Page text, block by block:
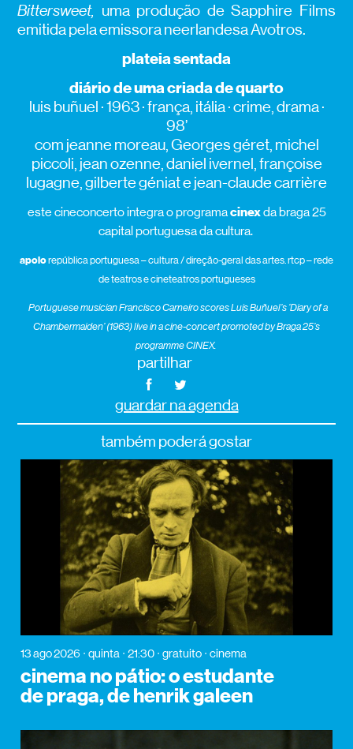
Bittersweet, uma produção de Sapphire Films
emitida pela emissora neerlandesa Avotros.
plateia sentada
diário de uma criada de quarto
luis buñuel · 1963 · frança, itália · crime, drama ·
98’
com jeanne moreau, Georges géret, michel
piccoli, jean ozenne, daniel ivernel, françoise
lugagne, gilberte géniat e jean-claude carrière
este cineconcerto integra o programacinexda braga 25
capital portuguesa da cultura.
apoiorepública portuguesa – cultura / direção-geral das artes. rtcp – rede
de teatros e cineteatros portugueses
Portuguese musician Francisco Carneiro scores Luís Buñuel’s ‘Diary of a
Chambermaiden’ (1963) live in a cine-concert promoted by Braga 25’s
programme CINEX.
partilhar
guardar na agenda
também poderá gostar
13 ago 2026 quinta 21:30 gratuito cinema
cinema no pátio: o estudante
de praga, de henrik galeen